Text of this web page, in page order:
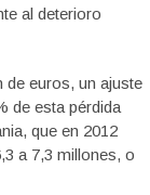
al deterioro
de euros, un ajuste
de esta pérdida
que en 2012
a 7,3 millones, o